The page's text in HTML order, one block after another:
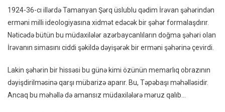
1924-36-cı illərdə Tamanyan Şərq üslublu qədim İrəvan şəhərindən
erməni milli ideologiyasına xidmət edəcək bir şəhər formalaşdırır.
Nəticədə bütün bu müdaxilələr azərbaycanlıların doğma şəhəri olan
İrəvanın simasını ciddi şəkildə dəyişərək bir erməni şəhərinə çevirdi.
Lakin şəhərin bir hissəsi bu günə kimi özünün memarlıq obrazının
dəyişdirilməsinə qarşı mübarizə aparır. Bu, Təpəbaşı məhəlləsidir.
Ancaq bu məhəllə də amansız müdaxilələrə məruz qalıb…